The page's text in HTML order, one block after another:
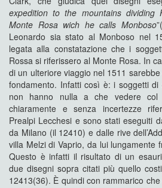
expedition to the mountains
Monte Rosa wich he calls Monboso
Leonardo sia stato al Monboso nel
legata alla constatazione che i
Rossa si riferissero al Monte Rosa. In
di un ulteriore viaggio nel 1511
fondamento. Infatti così è: i soggetti
non hanno nulla a che vedere col
chiaramente e senza incertezze
Prealpi Lecchesi e sono stati eseguiti
da Milano (il 12410) e dalle rive
villa Melzi di Vaprio, da lui lungamente
Questo è infatti il risultato di un
due disegni sopra citati più quello
12413(36). È quindi con rammarico